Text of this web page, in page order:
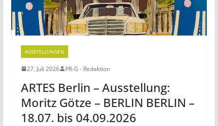
AUSSTELLUNGEN
27. Juli 2026 PR-G - Redaktion
ARTES Berlin – Ausstellung:
Moritz Götze – BERLIN BERLIN –
18.07. bis 04.09.2026